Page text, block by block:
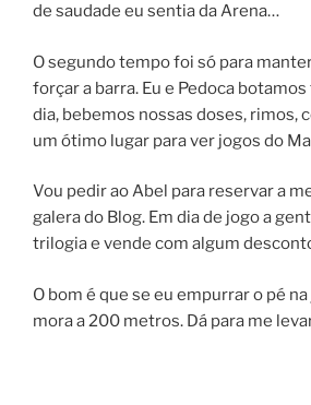
de saudade eu sentia da Arena…
O segundo tempo foi só para
forçar a barra. Eu e Pedoca
dia, bebemos nossas doses, rimos,
um ótimo lugar para ver jogos do
Vou pedir ao Abel para reservar a
galera do Blog. Em dia de jogo a
trilogia e vende com algum
O bom é que se eu empurrar o pé
mora a 200 metros. Dá para me